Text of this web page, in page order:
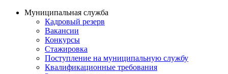
Муниципальная служба
Кадровый резерв
Вакансии
Конкурсы
Стажировка
Поступление на муниципальную службу
Квалификационные требования